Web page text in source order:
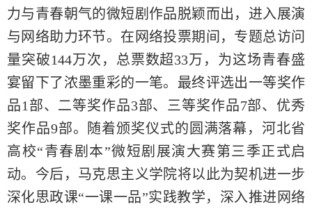
力与青春朝气的微短剧作品脱颖而出，进入展演
与网络助力环节。在网络投票期间，专题总访问
量突破144万次，总票数超33万，为这场青春盛
宴留下了浓墨重彩的一笔。最终评选出一等奖作
品1部、二等奖作品3部、三等奖作品7部、优秀
奖作品9部。随着颁奖仪式的圆满落幕，河北省
高校“青春剧本”微短剧展演大赛第三季正式启
动。今后，马克思主义学院将以此为契机进一步
深化思政课“一课一品”实践教学，深入推进网络